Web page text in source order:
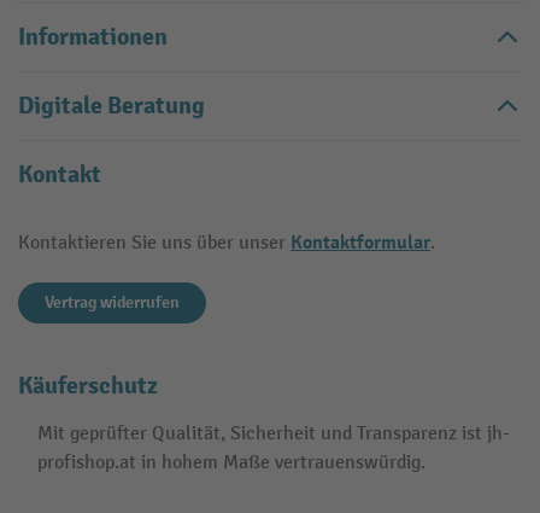
Informationen
Digitale Beratung
Kontakt
Kontaktieren Sie uns über unser Kontaktformular.
Vertrag widerrufen
Käuferschutz
Mit geprüfter Qualität, Sicherheit und Transparenz ist jh-
profishop.at in hohem Maße vertrauenswürdig.